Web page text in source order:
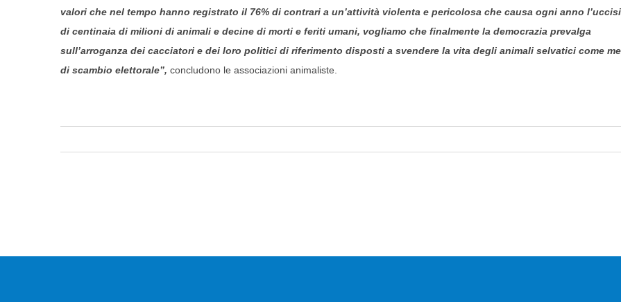
valori che nel tempo hanno registrato il 76% di contrari a un’attività violenta e pericolosa che causa ogni anno
di centinaia di milioni di animali e decine di morti e feriti umani, vogliamo che finalmente la democrazia prevalga
sull’arroganza dei cacciatori e dei loro politici di riferimento disposti a svendere la vita degli animali selvatici come
di scambio elettorale”, concludono le associazioni animaliste.